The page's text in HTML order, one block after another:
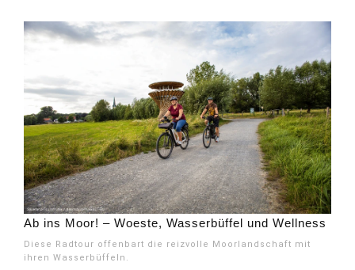
Ab ins Moor! – Woeste, Wasserbüffel und Wellness
Diese Radtour offenbart die reizvolle Moorlandschaft mit
ihren Wasserbüffeln.